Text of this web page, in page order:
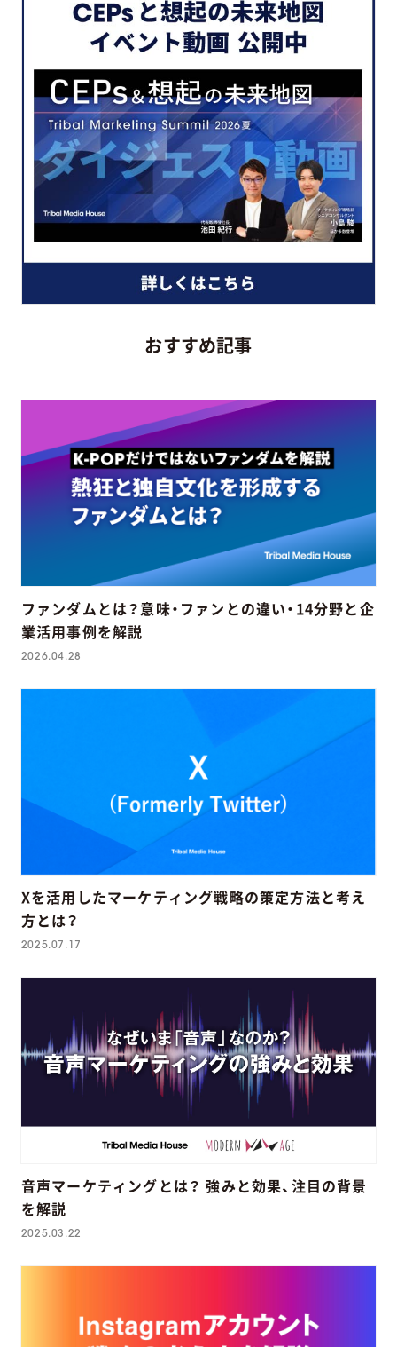
おすすめ記事
ファンダムとは？意味・ファンとの違い・14分野と企
業活用事例を解説
2026.04.28
Xを活用したマーケティング戦略の策定方法と考え
方とは？
2025.07.17
音声マーケティングとは？ 強みと効果、注目の背景
を解説
2025.03.22